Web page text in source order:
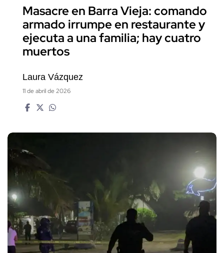
Masacre en Barra Vieja: comando
armado irrumpe en restaurante y
ejecuta a una familia; hay cuatro
muertos
Laura Vázquez
11 de abril de 2026